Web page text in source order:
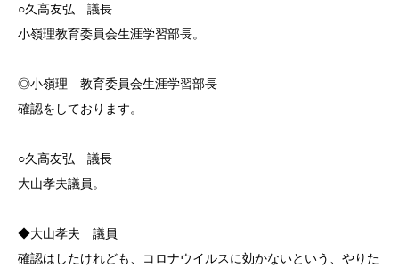
○久高友弘 議長
小嶺理教育委員会生涯学習部長。
◎小嶺理 教育委員会生涯学習部長
確認をしております。
○久高友弘 議長
大山孝夫議員。
◆大山孝夫 議員
確認はしたけれども、コロナウイルスに効かないという、やりた